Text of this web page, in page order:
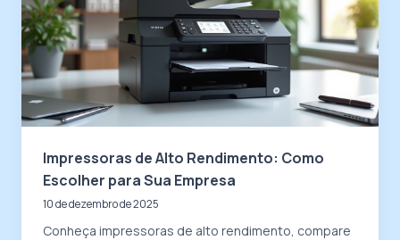
Impressoras de Alto Rendimento: Como
Escolher para Sua Empresa
10 de dezembro de 2025
Conheça impressoras de alto rendimento, compare